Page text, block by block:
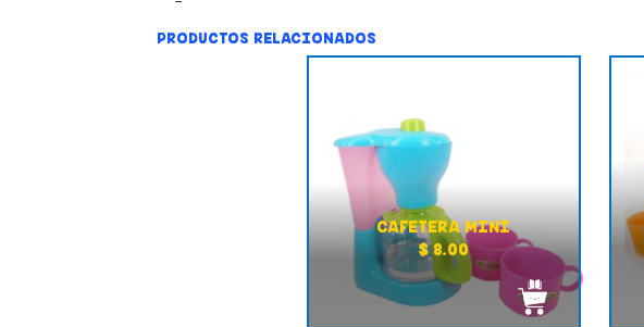
PRODUCTOS RELACIONADOS
CAFETERA MINI
$ 8.00